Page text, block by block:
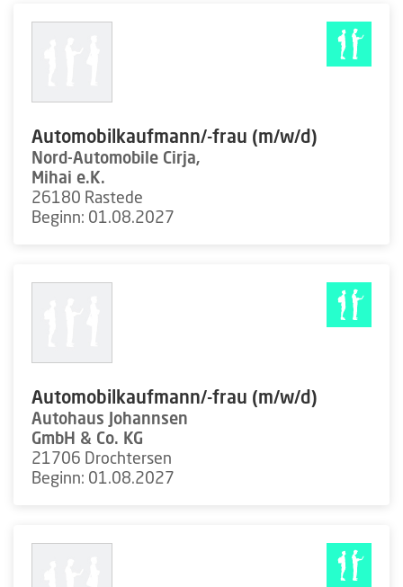
Automobilkaufmann/-frau (m/w/d)
Nord-Automobile Cirja,
Mihai e.K.
26180 Rastede
Beginn: 01.08.2027
Automobilkaufmann/-frau (m/w/d)
Autohaus Johannsen
GmbH & Co. KG
21706 Drochtersen
Beginn: 01.08.2027